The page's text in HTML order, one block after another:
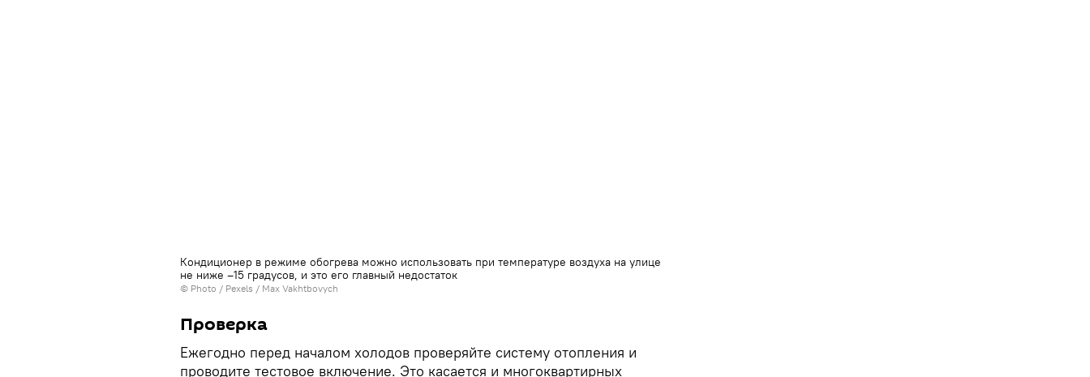
Кондиционер в режиме обогрева можно использовать при температуре воздуха на улице
не ниже –15 градусов, и это его главный недостаток
© Photo / Pexels / Max Vakhtbovych
Проверка
Ежегодно перед началом холодов проверяйте систему отопления и
проводите тестовое включение. Это касается и многоквартирных